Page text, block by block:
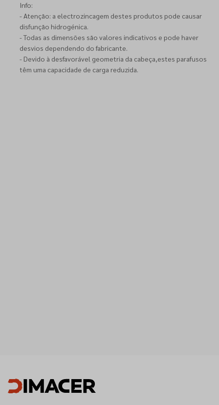
Info:
- Atenção: a electrozincagem destes produtos pode causar
disfunção hidrogénica.
- Todas as dimensões são valores indicativos e pode haver
desvios dependendo do fabricante.
- Devido à desfavorável geometria da cabeça,estes parafusos
têm uma capacidade de carga reduzida.